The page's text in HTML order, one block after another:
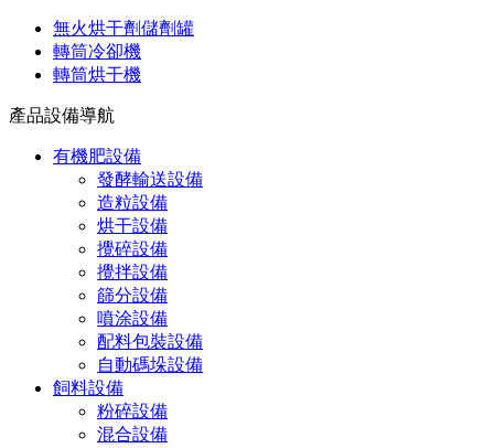
無火烘干劑儲劑罐
轉筒冷卻機
轉筒烘干機
產品設備導航
有機肥設備
發酵輸送設備
造粒設備
烘干設備
攪碎設備
攪拌設備
篩分設備
噴涂設備
配料包裝設備
自動碼垛設備
飼料設備
粉碎設備
混合設備